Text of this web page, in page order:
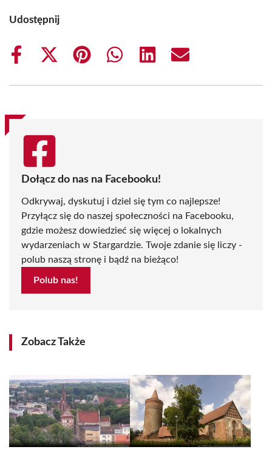
Udostępnij
Share
Share
(Twitter)
Share
Share
Share
Share
Dołącz do nas na Facebooku!
Odkrywaj, dyskutuj i dziel się tym co najlepsze!
Przyłącz się do naszej społeczności na Facebooku,
gdzie możesz dowiedzieć się więcej o lokalnych
wydarzeniach w Stargardzie. Twoje zdanie się liczy -
polub naszą stronę i bądź na bieżąco!
Polub nas!
Zobacz Także